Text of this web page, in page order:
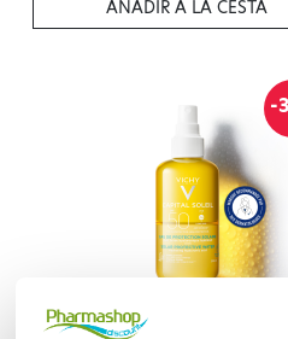
AÑADIR A LA CESTA
-